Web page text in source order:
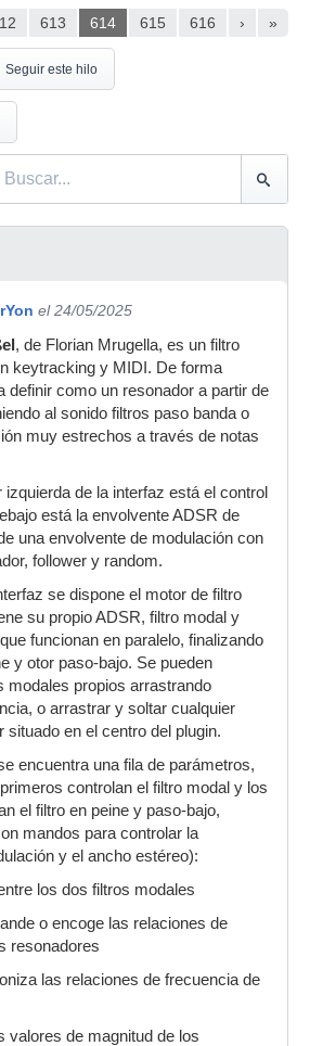
613 614 615 616 › »
Seguir este hilo
el 24/05/2025
, de Florian Mrugella, es un filtro
keytracking y MIDI. De forma
definir como un resonador a partir de
al sonido filtros paso banda o
muy estrechos a través de notas
izquierda de la interfaz está el control
está la envolvente ADSR de
una envolvente de modulación con
follower y random.
se dispone el motor de filtro
su propio ADSR, filtro modal y
funcionan en paralelo, finalizando
y otor paso-bajo. Se pueden
modales propios arrastrando
o arrastrar y soltar cualquier
situado en el centro del plugin.
encuentra una fila de parámetros,
controlan el filtro modal y los
el filtro en peine y paso-bajo,
mandos para controlar la
y el ancho estéreo):
los dos filtros modales
o encoge las relaciones de
resonadores
las relaciones de frecuencia de
valores de magnitud de los